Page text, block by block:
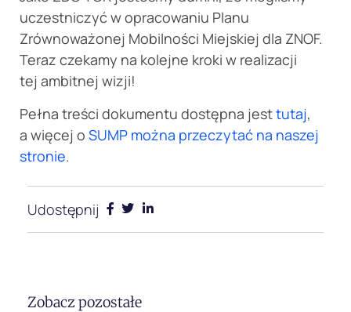
uczestniczyć w opracowaniu Planu
Zrównoważonej Mobilności Miejskiej dla ZNOF.
Teraz czekamy na kolejne kroki w realizacji
tej ambitnej wizji!
Pełna treści dokumentu dostępna jesttutaj,
a więcej o SUMP można przeczytać na naszej
stronie.
Udostępnij
Zobacz pozostałe